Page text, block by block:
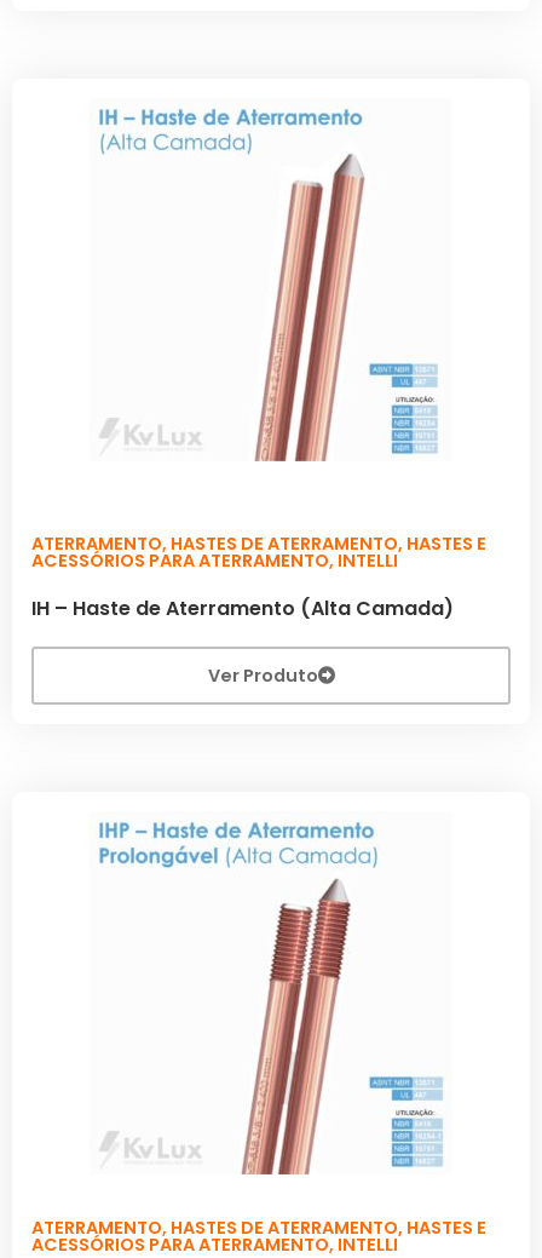
ATERRAMENTO, HASTES DE ATERRAMENTO, HASTES E
ACESSÓRIOS PARA ATERRAMENTO, INTELLI
IH – Haste de Aterramento (Alta Camada)
Ver Produto
ATERRAMENTO, HASTES DE ATERRAMENTO, HASTES E
ACESSÓRIOS PARA ATERRAMENTO, INTELLI